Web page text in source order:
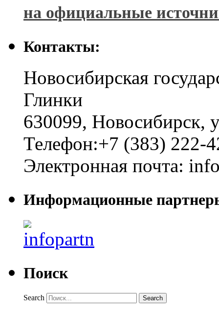
на официальные
Контакты:
Новосибирская
Глинки
630099, Новосибирск,
Телефон:+7 (383) 222-
Электронная почта:
Информационные
Поиск
Search